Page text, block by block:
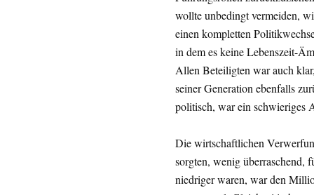
wollte unbedingt vermeiden,
einen kompletten
in dem es keine Lebenszeit-
Allen Beteiligten war auch
seiner Generation ebenfalls
politisch, war ein schwieriges
Die wirtschaftlichen
sorgten, wenig überraschend,
niedriger waren, war den